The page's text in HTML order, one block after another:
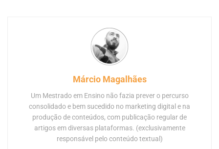
Márcio Magalhães
Um Mestrado em Ensino não fazia prever o percurso
consolidado e bem sucedido no marketing digital e na
produção de conteúdos, com publicação regular de
artigos em diversas plataformas. (exclusivamente
responsável pelo conteúdo textual)